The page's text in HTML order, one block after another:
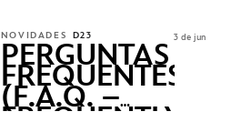
NOVIDADES D23
PERGUNTAS
FREQUENTES
(F.A.Q. –
FREQUENTLY
3 de jun